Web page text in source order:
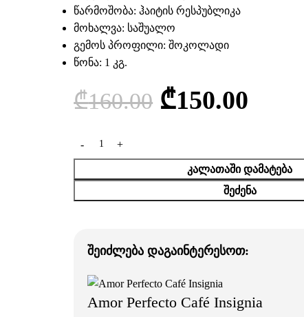
წარმოშობა: ჰაიტის რესპუბლიკა
მოხალვა: საშუალო
გემოს პროფილი: შოკოლადი
წონა: 1 კგ.
₾160.00 ₾150.00
ᲙᲐᲚᲐᲗᲐᲨᲘ ᲓᲐᲛᲐᲢᲔᲑᲐ
ᲨᲔᲫᲔᲜᲐ
შეიძლება დაგაინტერესოთ:
Amor Perfecto Café Insignia